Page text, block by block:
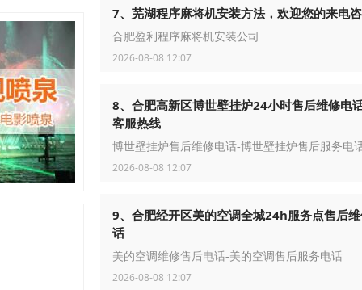
7、芜湖程序麻将机安装方法，欢迎您的来电
合肥盈利程序麻将机安装公司
2026-08-08 12:07
8、合肥高新区博世壁挂炉24小时售后维修电
客服热线
博世壁挂炉售后维修电话-博世壁挂炉售后服务电
2026-08-08 12:07
9、合肥经开区美的空调全城24h服务点售后
话
美的空调维修售后电话-美的空调售后服务电话
2026-08-08 12:07